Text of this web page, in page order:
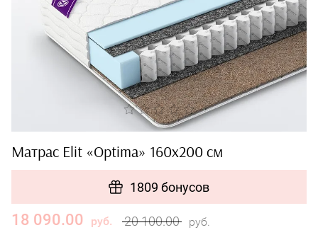
Матрас Elit «Optima» 160x200 см
1809 бонусов
18 090.00 руб. 20 100.00 руб.